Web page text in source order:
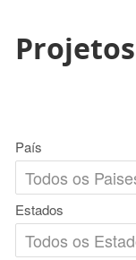
País
Estados